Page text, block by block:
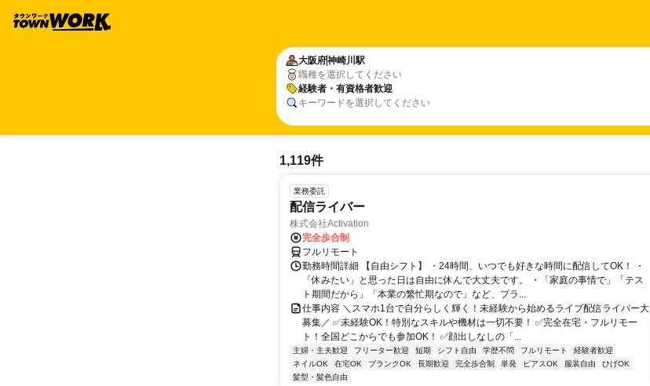
大阪府神崎川駅
職種を選択してください
経験者・有資格者歓迎
キーワードを選択してください
1,119件
業務委託
配信ライバー
株式会社Activation
完全歩合制
フルリモート
勤務時間詳細 【自由シフト】 ・24時間、いつでも好きな時間に配信してOK！ ・
「休みたい」と思った日は自由に休んで大丈夫です。 ・「家庭の事情で」「テス
ト期間だから」「本業の繁忙期なので」など、プラ...
仕事内容 ＼スマホ1台で自分らしく輝く！未経験から始めるライブ配信ライバー大
募集／ ✅未経験OK！特別なスキルや機材は一切不要！ ✅完全在宅・フルリモー
ト！全国どこからでも参加OK！ ✅顔出しなしの「...
主婦・主夫歓迎 フリーター歓迎 短期 シフト自由 学歴不問 フルリモート
経験者歓迎
ネイルOK
在宅OK ブランクOK 長期歓迎 完全歩合制 単発 ピアスOK 服装自由
ひげOK
髪型・髪色自由